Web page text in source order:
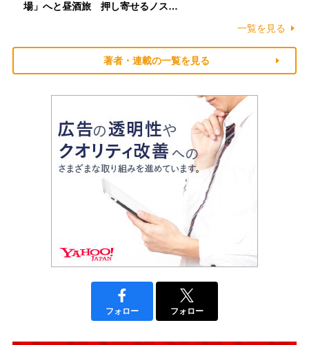
場」へと昼酒旅 押し寄せるノス…
一覧を見る
著者・連載の一覧を見る
フォロー フォロー